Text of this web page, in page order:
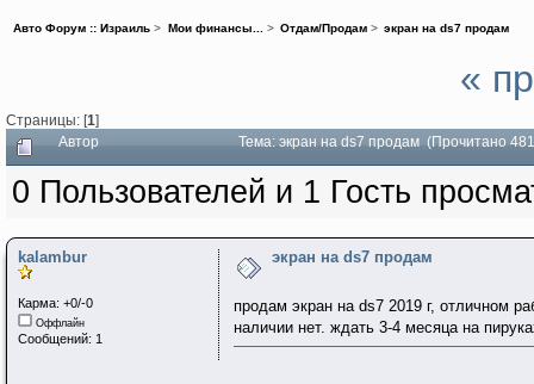
Авто Форум :: Израиль > Мои финансы...> Отдам/Продам> экран на ds7 продам
«
Страницы: [1]
Автор Тема: экран на ds7 продам (Прочитано
0 Пользователей и 1 Гость
kalambur
Карма: +0/-0
Оффлайн
Сообщений: 1
экран на ds7 продам
продам экран на ds7 2019 г, отличном
наличии нет. ждать 3-4 месяца на